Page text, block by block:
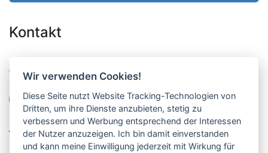
Kontakt
Pucher Straße 10, Fürstenfeldbruck
08141-12269
shop@englschalk.de
Wir verwenden Cookies!
Diese Seite nutzt Website Tracking-Technologien von
Dritten, um ihre Dienste anzubieten, stetig zu
verbessern und Werbung entsprechend der Interessen
der Nutzer anzuzeigen. Ich bin damit einverstanden
und kann meine Einwilligung jederzeit mit Wirkung für